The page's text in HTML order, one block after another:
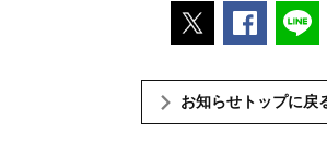
ポストする
お知らせトップに戻